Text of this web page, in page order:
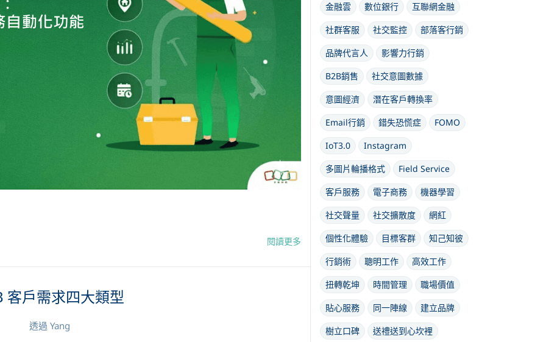
閱讀更多
客戶需求四大類型
透過 Yang
金融雲
數位銀行
互聯網金融
社群客服
社交監控
部落客行銷
品牌代言人
影響力行銷
B2B銷售
社交意圖數據
意圖經濟
潛在客戶轉換率
Email行銷
錯失恐慌症
FOMO
IoT3.0
Instagram
多圖片輪播格式
Field Service
客戶服務
電子商務
機器學習
社交聲量
社交擴散度
網紅
個性化體驗
目標客群
知己知彼
行銷術
聰明工作
高效工作
扭轉乾坤
時間管理
職場價值
貼心服務
同一陣線
建立品牌
樹立口碑
送禮送到心坎裡